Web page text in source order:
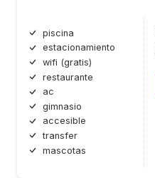
piscina
estacionamiento
wifi (gratis)
restaurante
ac
gimnasio
accesible
transfer
mascotas